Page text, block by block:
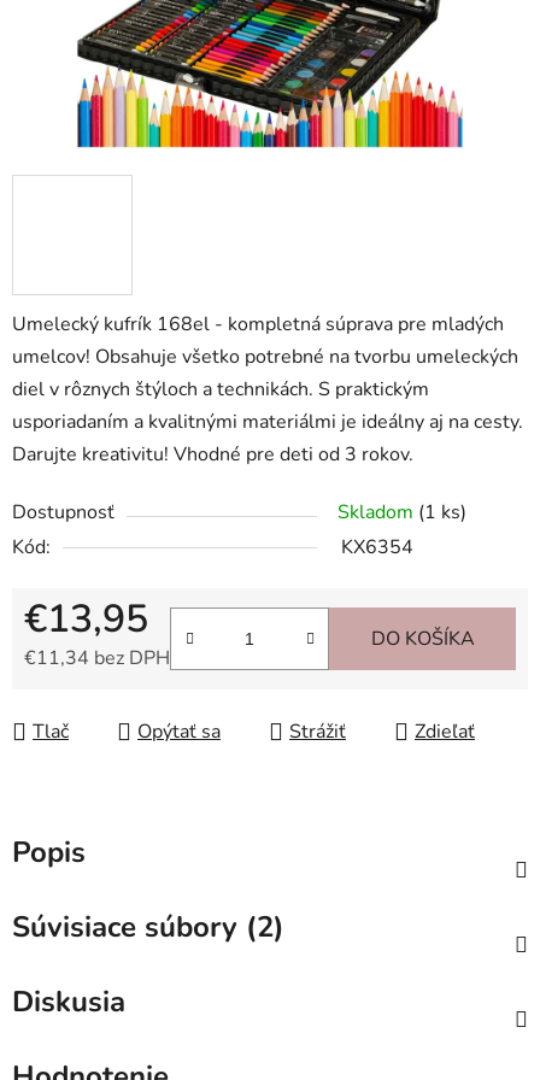
Umelecký kufrík 168el - kompletná súprava pre mladých
umelcov! Obsahuje všetko potrebné na tvorbu umeleckých
diel v rôznych štýloch a technikách. S praktickým
usporiadaním a kvalitnými materiálmi je ideálny aj na cesty.
Darujte kreativitu! Vhodné pre deti od 3 rokov.
Dostupnosť Skladom (1 ks)
Kód:
KX6354
€13,95
€11,34 bez DPH
DO KOŠÍKA
Tlač Opýtať sa Strážiť Zdieľať
Popis
Súvisiace súbory (2)
Diskusia